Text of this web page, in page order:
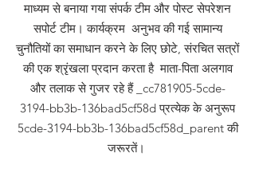
माध्यम से बनाया गया संपर्क टीम और पोस्ट सेपरेशन
सपोर्ट टीम। कार्यक्रम अनुभव की गई सामान्य
चुनौतियों का समाधान करने के लिए छोटे, संरचित सत्रों
की एक श्रृंखला प्रदान करता है माता-पिता अलगाव
और तलाक से गुजर रहे हैं _cc781905-5cde-
3194-bb3b-136bad5cf58d प्रत्येक के अनुरूप
5cde-3194-bb3b-136bad5cf58d_parent की
जरूरतें।